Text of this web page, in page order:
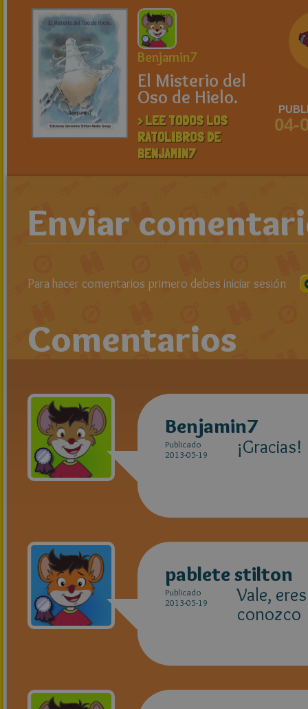
Benjamin7
El Misterio del
Oso de Hielo.
> LEE TODOS LOS
RATOLIBROS DE
BENJAMIN7
04-
Enviar
Para hacer comentarios primero debes iniciar sesión
Comentarios
Benjamin7
Publicado
2013-05-19
¡Gracias!
pablete stilton
Publicado
2013-05-19
Vale,
conozco